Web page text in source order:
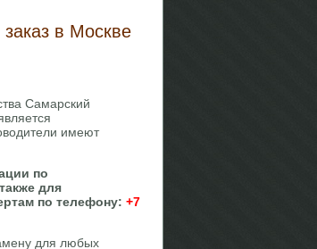
в Москве
Самарский
имеют
по
для
по телефону: +7
для любых